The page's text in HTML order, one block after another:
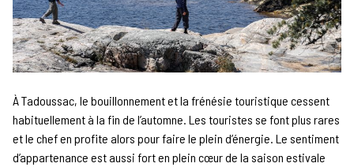
À Tadoussac, le bouillonnement et la frénésie touristique cessent
habituellement à la fin de l’automne. Les touristes se font plus rares
et le chef en profite alors pour faire le plein d’énergie. Le sentiment
d’appartenance est aussi fort en plein cœur de la saison estivale